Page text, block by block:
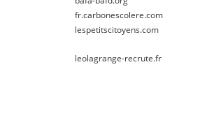
fr.carbonescolere.com
lespetitscitoyens.com
leolagrange-recrute.fr